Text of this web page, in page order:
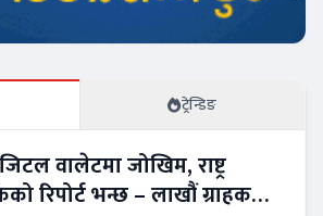
ट्रेन्डिङ
वालेटमा जोखिम, राष्ट्र
रिपोर्ट भन्छ – लाखौं ग्राहकको